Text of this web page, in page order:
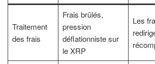
Traitement
des frais
Frais brûlés,
pression
déflationniste sur
le XRP
Les